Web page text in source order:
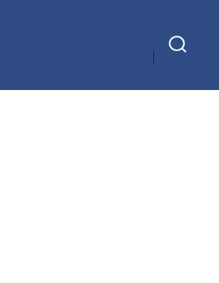
Arama
Göster/Gizle